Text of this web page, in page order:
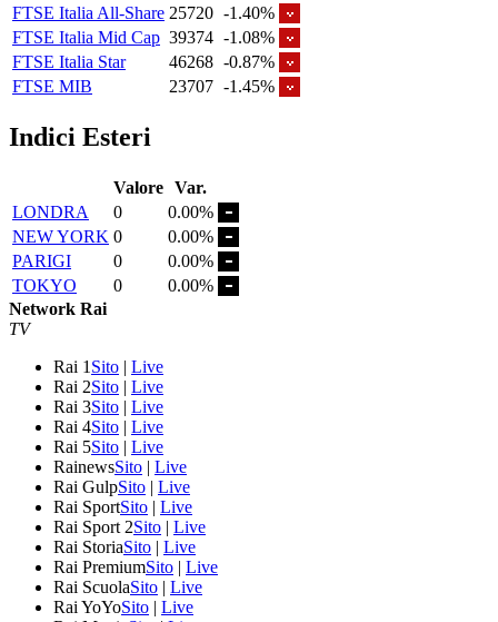
FTSE Italia All-Share 25720 -1.40%
FTSE Italia Mid Cap 39374 -1.08%
FTSE Italia Star
46268 -0.87%
FTSE MIB
23707 -1.45%
Indici Esteri
Valore Var.
LONDRA
0
0.00%
NEW YORK 0
0.00%
PARIGI
0
0.00%
TOKYO
0
0.00%
Network Rai
TV
Rai 1 Sito | Live
Rai 2Sito | Live
Rai 3Sito | Live
Rai 4Sito | Live
Rai 5Sito | Live
RainewsSito | Live
Rai GulpSito | Live
Rai SportSito | Live
Rai Sport 2Sito | Live
Rai StoriaSito | Live
Rai PremiumSito | Live
Rai ScuolaSito | Live
Rai YoYoSito | Live